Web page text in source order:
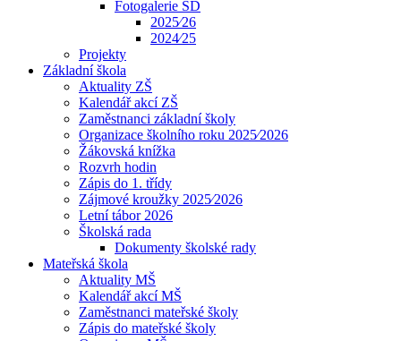
Fotogalerie ŠD
2025⁄26
2024⁄25
Projekty
Základní škola
Aktuality ZŠ
Kalendář akcí ZŠ
Zaměstnanci základní školy
Organizace školního roku 2025⁄2026
Žákovská knížka
Rozvrh hodin
Zápis do 1. třídy
Zájmové kroužky 2025⁄2026
Letní tábor 2026
Školská rada
Dokumenty školské rady
Mateřská škola
Aktuality MŠ
Kalendář akcí MŠ
Zaměstnanci mateřské školy
Zápis do mateřské školy